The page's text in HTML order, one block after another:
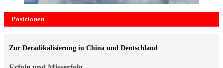
Positionen
Zur Deradikalisierung in China und Deutschland